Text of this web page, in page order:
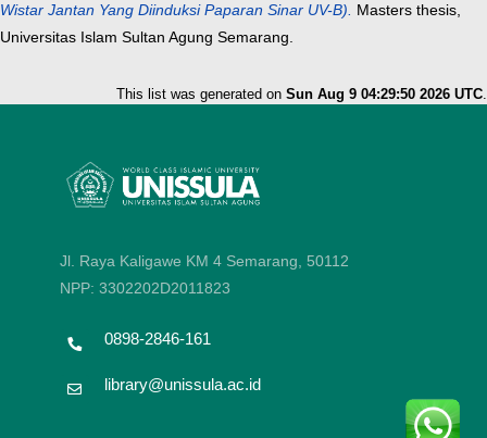
Wistar Jantan Yang Diinduksi Paparan Sinar UV-B). Masters thesis,
Universitas Islam Sultan Agung Semarang.
This list was generated on Sun Aug 9 04:29:50 2026 UTC.
Jl. Raya Kaligawe KM 4 Semarang, 50112
NPP: 3302202D2011823
0898-2846-161
library@unissula.ac.id